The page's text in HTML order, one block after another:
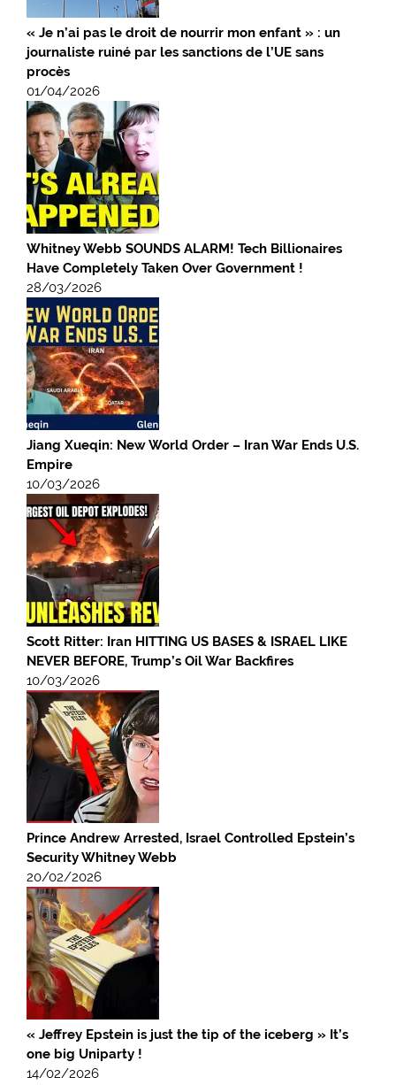
« Je n’ai pas le droit de nourrir mon enfant » : un
journaliste ruiné par les sanctions de l’UE sans
procès
01/04/2026
Whitney Webb SOUNDS ALARM! Tech Billionaires
Have Completely Taken Over Government !
28/03/2026
Jiang Xueqin: New World Order – Iran War Ends U.S.
Empire
10/03/2026
Scott Ritter: Iran HITTING US BASES & ISRAEL LIKE
NEVER BEFORE, Trump’s Oil War Backfires
10/03/2026
Prince Andrew Arrested, Israel Controlled Epstein’s
Security Whitney Webb
20/02/2026
« Jeffrey Epstein is just the tip of the iceberg » It’s
one big Uniparty !
14/02/2026